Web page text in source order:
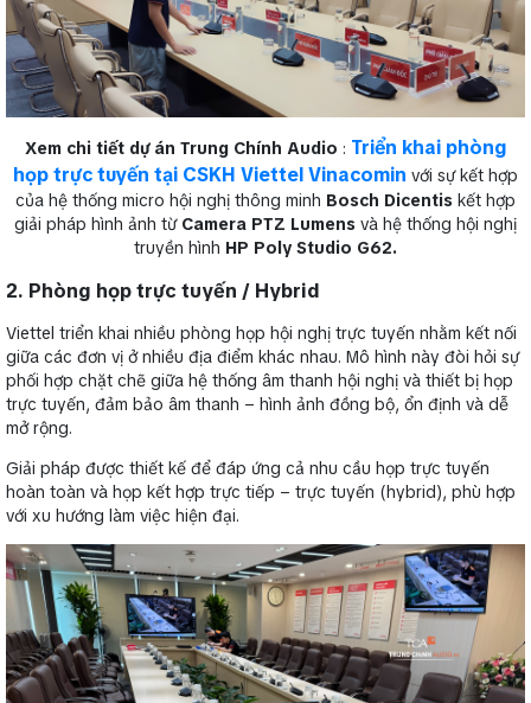
Xem chi tiết dự án Trung Chính Audio : Triển khai phòng
họp trực tuyến tại CSKH Viettel Vinacomin với sự kết hợp
của hệ thống micro hội nghị thông minh Bosch Dicentis kết hợp
giải pháp hình ảnh từ Camera PTZ Lumens và hệ thống hội nghị
truyền hình HP Poly Studio G62.
2. Phòng họp trực tuyến / Hybrid
Viettel triển khai nhiều phòng họp hội nghị trực tuyến nhằm kết nối
giữa các đơn vị ở nhiều địa điểm khác nhau. Mô hình này đòi hỏi sự
phối hợp chặt chẽ giữa hệ thống âm thanh hội nghị và thiết bị họp
trực tuyến, đảm bảo âm thanh – hình ảnh đồng bộ, ổn định và dễ
mở rộng.
Giải pháp được thiết kế để đáp ứng cả nhu cầu họp trực tuyến
hoàn toàn và họp kết hợp trực tiếp – trực tuyến (hybrid), phù hợp
với xu hướng làm việc hiện đại.